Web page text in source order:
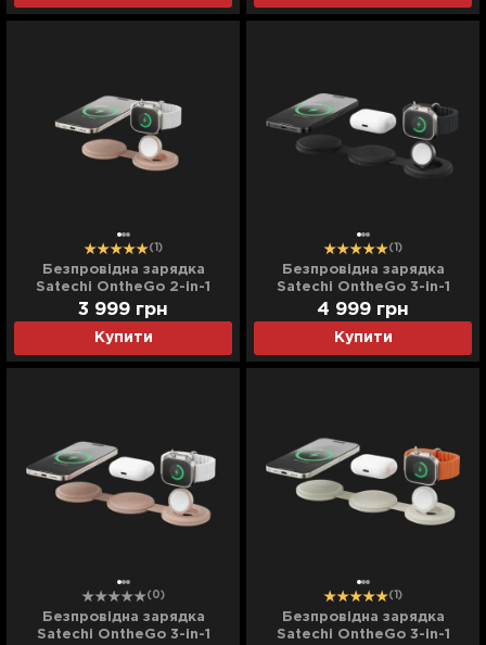
(1)
Безпровідна зарядка
Satechi OntheGo 2-in-1
(Desert Rose) (ST-QTG21R)
Купити
3 999 грн
(1)
Безпровідна зарядка
Satechi OntheGo 3-in-1
(Black) (ST-QTG31K)
Купити
4 999 грн
(0)
Безпровідна зарядка
Satechi OntheGo 3-in-1
(1)
Безпровідна зарядка
Satechi OntheGo 3-in-1